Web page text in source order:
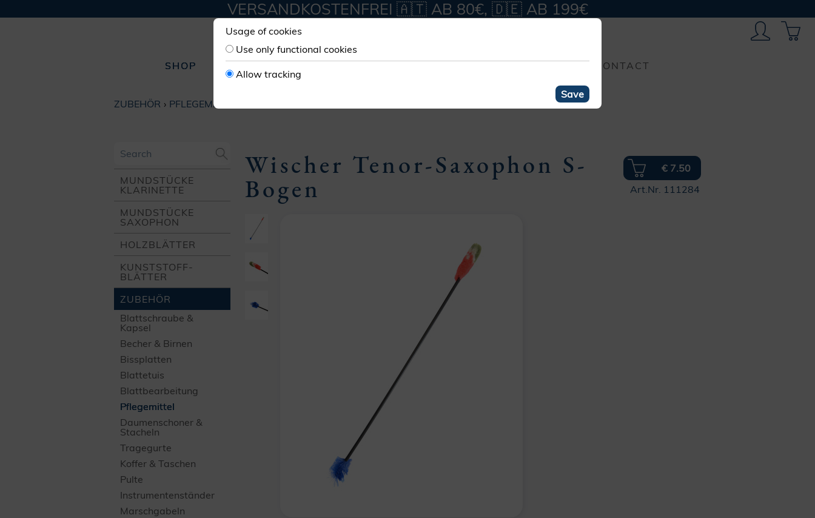
VERSANDKOSTENFREI 🇦🇹 AB 80€, 🇩🇪 AB 199€
SHOP CONTACT
ZUBEHÖR PFLEGEMITTEL
MUNDSTÜCKE
KLARINETTE
MUNDSTÜCKE
SAXOPHON
HOLZ­BLÄTTER
KUNSTSTOFF­
BLÄTTER
ZUBEHÖR
Blatt­schraube &
Kapsel
Becher & Birnen
Bissplatten
Blattetuis
Blatt­bearbeitung
Pflegemittel
Daumen­schoner &
Stacheln
Tragegurte
Koffer & Taschen
Pulte
Instrumenten­ständer
Marsch­gabeln
€ 7.50
Art.Nr. 111284
Wischer Tenor-Saxophon S-
Bogen
Usage of cookies
Use only functional cookies
Allow tracking
Save